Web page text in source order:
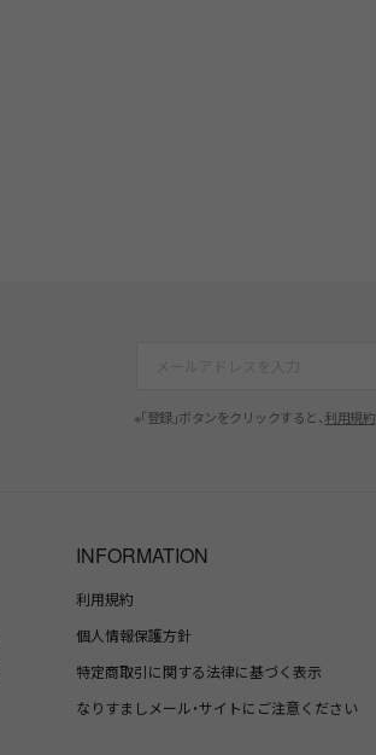
※「登録」ボタンをクリックすると、 利用規約
INFORMATION
利用規約
個人情報保護方針
特定商取引に関する法律に基づく表示
なりすましメール・サイトにご注意ください